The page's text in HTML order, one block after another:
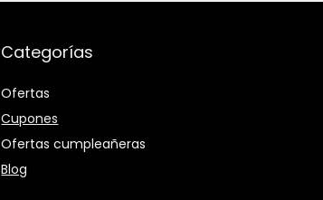
Categorías
Ofertas
Cupones
Ofertas cumpleañeras
Blog